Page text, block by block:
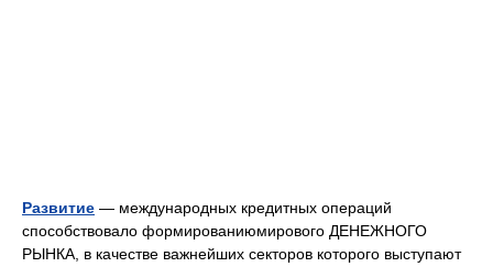
Развитие — международных кредитных операций
способствовало формированиюмирового ДЕНЕЖНОГО
РЫНКА, в качестве важнейших секторов которого выступают